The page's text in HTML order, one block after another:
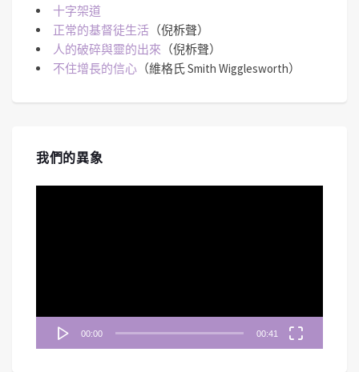
十字架道
正常的基督徒生活 （倪柝聲）
人的破碎與靈的出來 （倪柝聲）
不住增長的信心 （維格氏 Smith Wigglesworth）
我們的異象
00:00 00:41